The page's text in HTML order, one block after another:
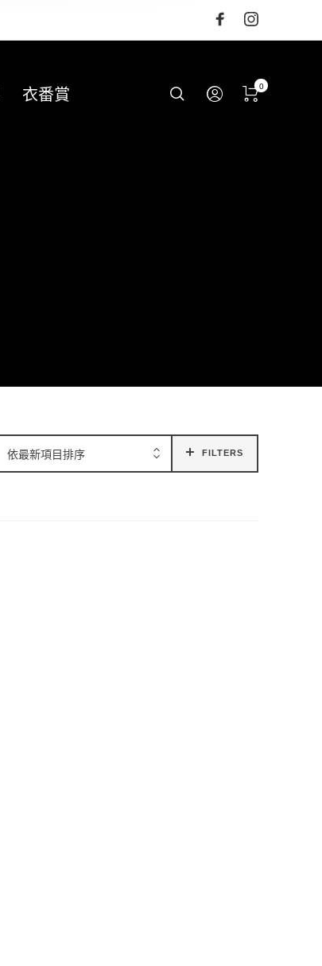
衣番賞 0
依最新項目排序 FILTERS